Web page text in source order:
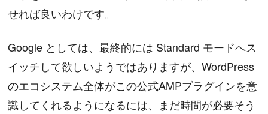
せれば良いわけです。
Google としては、最終的には Standard モードへス
イッチして欲しいようではありますが、WordPress
のエコシステム全体がこの公式AMPプラグインを意
識してくれるようになるには、まだ時間が必要そう